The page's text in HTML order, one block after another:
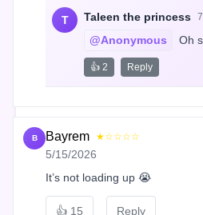
T Taleen the princess
@Anonymous Oh
👍 2 Reply
B Bayrem ★☆☆☆☆
5/15/2026
It’s not loading up 😭
👍 15 Reply